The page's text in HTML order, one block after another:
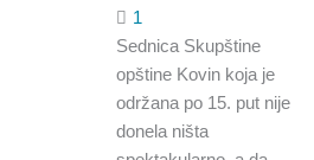
1
Sednica Skupštine
opštine Kovin koja je
održana po 15. put nije
donela ništa